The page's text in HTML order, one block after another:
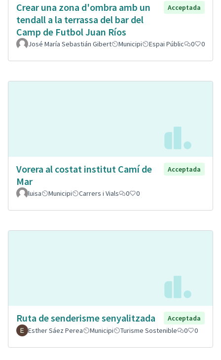
Crear una zona d'ombra amb un
tendall a la terrassa del bar del
Camp de Futbol Juan Ríos
Acceptada
José María Sebastián Gibert Municipi Espai Públic 0 0
Vorera al costat institut Camí de
Mar
Acceptada
luisa Municipi Carrers i Vials 0 0
Ruta de senderisme senyalitzada
Acceptada
Esther Sáez Perea
Municipi Turisme Sostenible 0 0